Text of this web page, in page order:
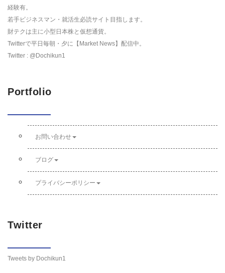
経験有。
若手ビジネスマン・就活生必読サイト目指します。
財テクは主に小型日本株と仮想通貨。
Twitterで平日毎朝・夕に【Market News】配信中。
Twitter : @Dochikun1
Portfolio
お問い合わせ
ブログ
プライバシーポリシー
Twitter
Tweets by Dochikun1